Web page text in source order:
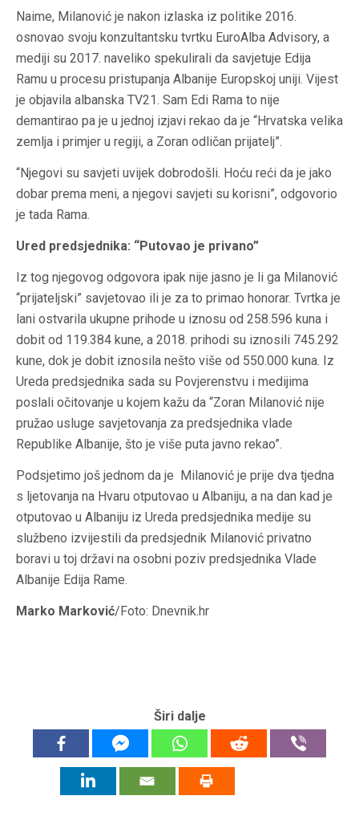
Naime, Milanović je nakon izlaska iz politike 2016.
osnovao svoju konzultantsku tvrtku EuroAlba Advisory, a
mediji su 2017. naveliko spekulirali da savjetuje Edija
Ramu u procesu pristupanja Albanije Europskoj uniji. Vijest
je objavila albanska TV21. Sam Edi Rama to nije
demantirao pa je u jednoj izjavi rekao da je “Hrvatska velika
zemlja i primjer u regiji, a Zoran odličan prijatelj”.
“Njegovi su savjeti uvijek dobrodošli. Hoću reći da je jako
dobar prema meni, a njegovi savjeti su korisni”, odgovorio
je tada Rama.
Ured predsjednika: “Putovao je privano”
Iz tog njegovog odgovora ipak nije jasno je li ga Milanović
“prijateljski” savjetovao ili je za to primao honorar. Tvrtka je
lani ostvarila ukupne prihode u iznosu od 258.596 kuna i
dobit od 119.384 kune, a 2018. prihodi su iznosili 745.292
kune, dok je dobit iznosila nešto više od 550.000 kuna. Iz
Ureda predsjednika sada su Povjerenstvu i medijima
poslali očitovanje u kojem kažu da “Zoran Milanović nije
pružao usluge savjetovanja za predsjednika vlade
Republike Albanije, što je više puta javno rekao”.
Podsjetimo još jednom da je Milanović je prije dva tjedna
s ljetovanja na Hvaru otputovao u Albaniju, a na dan kad je
otputovao u Albaniju iz Ureda predsjednika medije su
službeno izvijestili da predsjednik Milanović privatno
boravi u toj državi na osobni poziv predsjednika Vlade
Albanije Edija Rame.
Marko Marković/Foto: Dnevnik.hr
Širi dalje